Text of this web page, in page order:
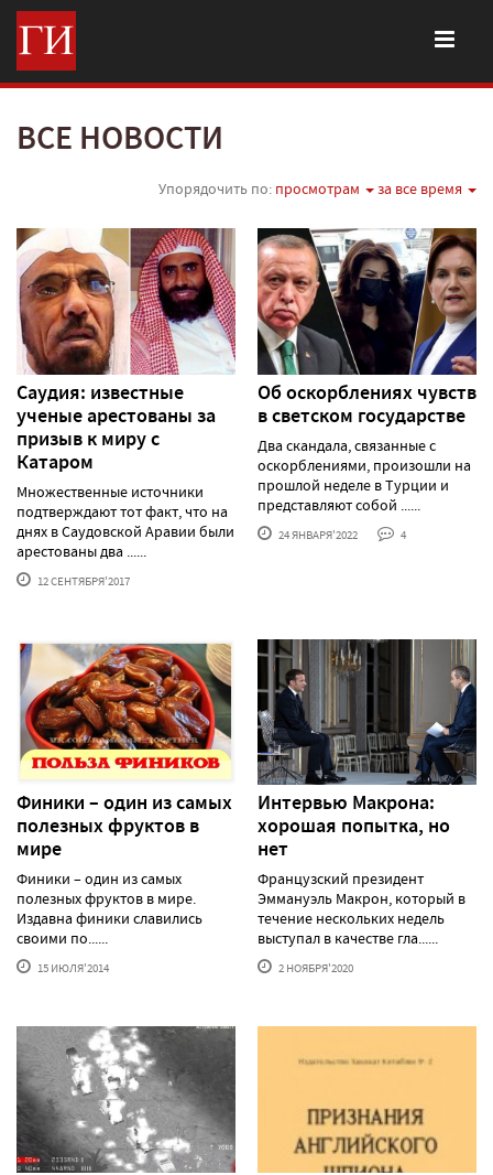
ВСЕ НОВОСТИ
Упорядочить по: просмотрам за все время
Саудия: известные
ученые арестованы за
призыв к миру с
Катаром
Множественные источники
подтверждают тот факт, что на
днях в Саудовской Аравии были
арестованы два ......
12 СЕНТЯБРЯ'2017
Об оскорблениях чувств
в светском государстве
Два скандала, связанные с
оскорблениями, произошли на
прошлой неделе в Турции и
представляют собой ......
24 ЯНВАРЯ'2022 4
Финики – один из самых
полезных фруктов в
мире
Финики – один из самых
полезных фруктов в мире.
Издавна финики славились
своими по......
15 ИЮЛЯ'2014
Интервью Макрона:
хорошая попытка, но
нет
Французский президент
Эммануэль Макрон, который в
течение нескольких недель
выступал в качестве гла......
2 НОЯБРЯ'2020